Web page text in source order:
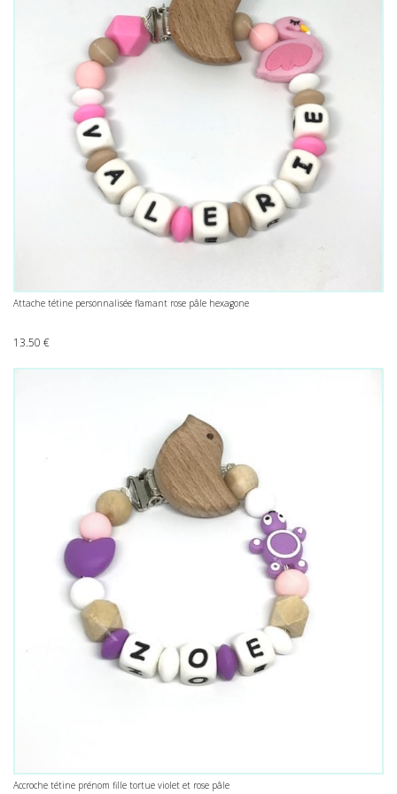
Attache tétine personnalisée flamant rose pâle hexagone
13.50 €
Accroche tétine prénom fille tortue violet et rose pâle